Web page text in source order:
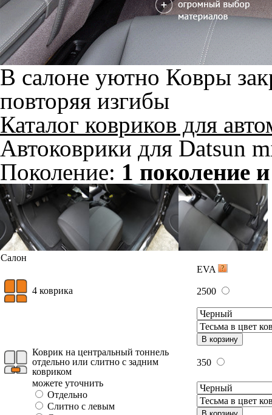
В салоне уютно Ковры
повторяя изгибы
Каталог ковриков для
Автоковрики для Datsun
Поколение: 1 поколение
Салон
EVA
4 коврика 2500
В корзину
Коврик на центральный тоннель
отдельно или слитно с задним
ковриком
350
можете уточнить
Отдельно
Слитно с левым